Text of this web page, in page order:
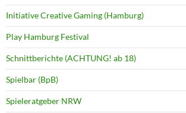
Initiative Creative Gaming (Hamburg)
Play Hamburg Festival
Schnittberichte (ACHTUNG! ab 18)
Spielbar (BpB)
Spieleratgeber NRW